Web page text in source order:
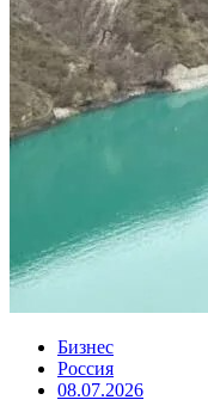
Бизнес
Россия
08.07.2026